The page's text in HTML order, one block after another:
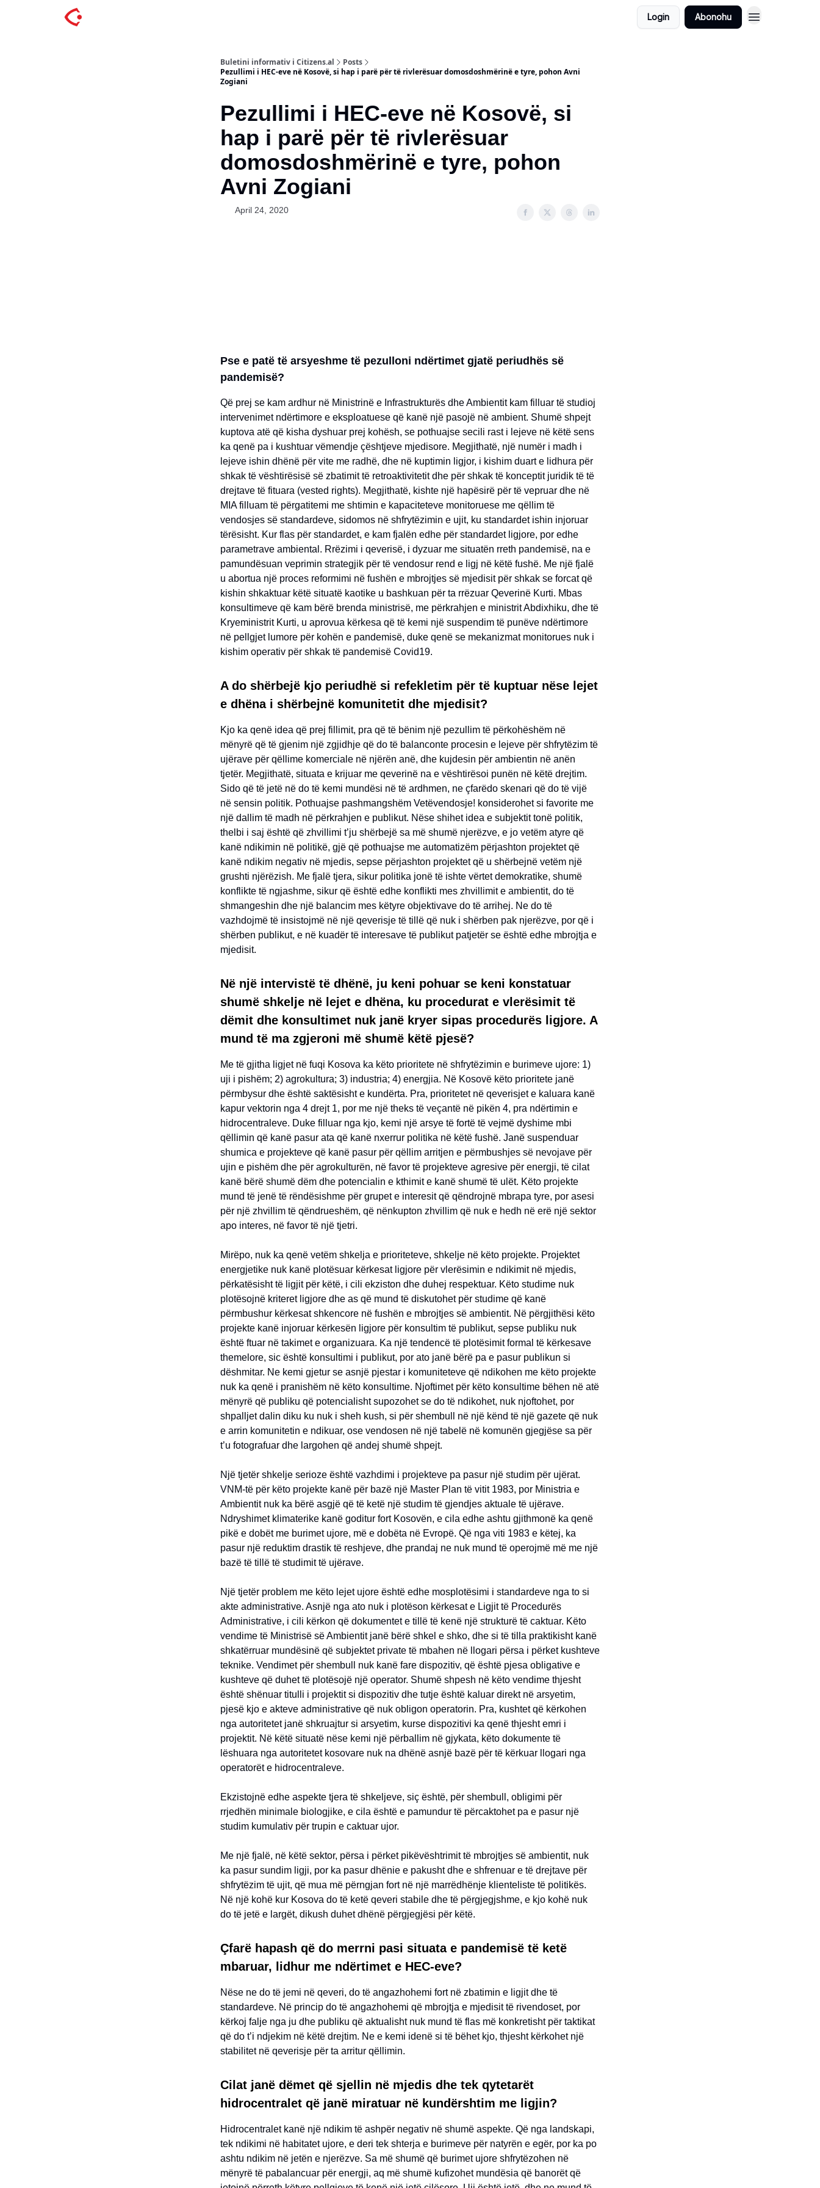
Login Abonohu
Buletini informativ i Citizens.al
Posts
Pezullimi i HEC-eve në Kosovë, si hap i parë për të rivlerësuar domosdoshmërinë e tyre, pohon Avni
Zogiani
Pezullimi i HEC-eve në Kosovë, si
hap i parë për të rivlerësuar
domosdoshmërinë e tyre, pohon
Avni Zogiani
April 24, 2020
Pse e patë të arsyeshme të pezulloni ndërtimet gjatë periudhës së
pandemisë?
Që prej se kam ardhur në Ministrinë e Infrastrukturës dhe Ambientit kam filluar të studioj
intervenimet ndërtimore e eksploatuese që kanë një pasojë në ambient. Shumë shpejt
kuptova atë që kisha dyshuar prej kohësh, se pothuajse secili rast i lejeve në këtë sens
ka qenë pa i kushtuar vëmendje çështjeve mjedisore. Megjithatë, një numër i madh i
lejeve ishin dhënë për vite me radhë, dhe në kuptimin ligjor, i kishim duart e lidhura për
shkak të vështirësisë së zbatimit të retroaktivitetit dhe për shkak të konceptit juridik të të
drejtave të fituara (vested rights). Megjithatë, kishte një hapësirë për të vepruar dhe në
MIA filluam të përgatitemi me shtimin e kapaciteteve monitoruese me qëllim të
vendosjes së standardeve, sidomos në shfrytëzimin e ujit, ku standardet ishin injoruar
tërësisht. Kur flas për standardet, e kam fjalën edhe për standardet ligjore, por edhe
parametrave ambiental. Rrëzimi i qeverisë, i dyzuar me situatën rreth pandemisë, na e
pamundësuan veprimin strategjik për të vendosur rend e ligj në këtë fushë. Me një fjalë
u abortua një proces reformimi në fushën e mbrojtjes së mjedisit për shkak se forcat që
kishin shkaktuar këtë situatë kaotike u bashkuan për ta rrëzuar Qeverinë Kurti. Mbas
konsultimeve që kam bërë brenda ministrisë, me përkrahjen e ministrit Abdixhiku, dhe të
Kryeministrit Kurti, u aprovua kërkesa që të kemi një suspendim të punëve ndërtimore
në pellgjet lumore për kohën e pandemisë, duke qenë se mekanizmat monitorues nuk i
kishim operativ për shkak të pandemisë Covid19.
A do shërbejë kjo periudhë si refekletim për të kuptuar nëse lejet
e dhëna i shërbejnë komunitetit dhe mjedisit?
Kjo ka qenë idea që prej fillimit, pra që të bënim një pezullim të përkohëshëm në
mënyrë që të gjenim një zgjidhje që do të balanconte procesin e lejeve për shfrytëzim të
ujërave për qëllime komerciale në njërën anë, dhe kujdesin për ambientin në anën
tjetër. Megjithatë, situata e krijuar me qeverinë na e vështirësoi punën në këtë drejtim.
Sido që të jetë në do të kemi mundësi në të ardhmen, ne çfarëdo skenari që do të vijë
në sensin politik. Pothuajse pashmangshëm Vetëvendosje! konsiderohet si favorite me
një dallim të madh në përkrahjen e publikut. Nëse shihet idea e subjektit tonë politik,
thelbi i saj është që zhvillimi t’ju shërbejë sa më shumë njerëzve, e jo vetëm atyre që
kanë ndikimin në politikë, gjë që pothuajse me automatizëm përjashton projektet që
kanë ndikim negativ në mjedis, sepse përjashton projektet që u shërbejnë vetëm një
grushti njërëzish. Me fjalë tjera, sikur politika jonë të ishte vërtet demokratike, shumë
konflikte të ngjashme, sikur që është edhe konflikti mes zhvillimit e ambientit, do të
shmangeshin dhe një balancim mes këtyre objektivave do të arrihej. Ne do të
vazhdojmë të insistojmë në një qeverisje të tillë që nuk i shërben pak njerëzve, por që i
shërben publikut, e në kuadër të interesave të publikut patjetër se është edhe mbrojtja e
mjedisit.
Në një intervistë të dhënë, ju keni pohuar se keni konstatuar
shumë shkelje në lejet e dhëna, ku procedurat e vlerësimit të
dëmit dhe konsultimet nuk janë kryer sipas procedurës ligjore. A
mund të ma zgjeroni më shumë këtë pjesë?
Me të gjitha ligjet në fuqi Kosova ka këto prioritete në shfrytëzimin e burimeve ujore: 1)
uji i pishëm; 2) agrokultura; 3) industria; 4) energjia. Në Kosovë këto prioritete janë
përmbysur dhe është saktësisht e kundërta. Pra, prioritetet në qeverisjet e kaluara kanë
kapur vektorin nga 4 drejt 1, por me një theks të veçantë në pikën 4, pra ndërtimin e
hidrocentraleve. Duke filluar nga kjo, kemi një arsye të fortë të vejmë dyshime mbi
qëllimin që kanë pasur ata që kanë nxerrur politika në këtë fushë. Janë suspenduar
shumica e projekteve që kanë pasur për qëllim arritjen e përmbushjes së nevojave për
ujin e pishëm dhe për agrokulturën, në favor të projekteve agresive për energji, të cilat
kanë bërë shumë dëm dhe potencialin e kthimit e kanë shumë të ulët. Këto projekte
mund të jenë të rëndësishme për grupet e interesit që qëndrojnë mbrapa tyre, por asesi
për një zhvillim të qëndrueshëm, që nënkupton zhvillim që nuk e hedh në erë një sektor
apo interes, në favor të një tjetri.
Mirëpo, nuk ka qenë vetëm shkelja e prioriteteve, shkelje në këto projekte. Projektet
energjetike nuk kanë plotësuar kërkesat ligjore për vlerësimin e ndikimit në mjedis,
përkatësisht të ligjit për këtë, i cili ekziston dhe duhej respektuar. Këto studime nuk
plotësojnë kriteret ligjore dhe as që mund të diskutohet për studime që kanë
përmbushur kërkesat shkencore në fushën e mbrojtjes së ambientit. Në përgjithësi këto
projekte kanë injoruar kërkesën ligjore për konsultim të publikut, sepse publiku nuk
është ftuar në takimet e organizuara. Ka një tendencë të plotësimit formal të kërkesave
themelore, sic është konsultimi i publikut, por ato janë bërë pa e pasur publikun si
dëshmitar. Ne kemi gjetur se asnjë pjestar i komuniteteve që ndikohen me këto projekte
nuk ka qenë i pranishëm në këto konsultime. Njoftimet për këto konsultime bëhen në atë
mënyrë që publiku që potencialisht supozohet se do të ndikohet, nuk njoftohet, por
shpalljet dalin diku ku nuk i sheh kush, si për shembull në një kënd të një gazete që nuk
e arrin komunitetin e ndikuar, ose vendosen në një tabelë në komunën gjegjëse sa për
t’u fotografuar dhe largohen që andej shumë shpejt.
Një tjetër shkelje serioze është vazhdimi i projekteve pa pasur një studim për ujërat.
VNM-të për këto projekte kanë për bazë një Master Plan të vitit 1983, por Ministria e
Ambientit nuk ka bërë asgjë që të ketë një studim të gjendjes aktuale të ujërave.
Ndryshimet klimaterike kanë goditur fort Kosovën, e cila edhe ashtu gjithmonë ka qenë
pikë e dobët me burimet ujore, më e dobëta në Evropë. Që nga viti 1983 e këtej, ka
pasur një reduktim drastik të reshjeve, dhe prandaj ne nuk mund të operojmë më me një
bazë të tillë të studimit të ujërave.
Një tjetër problem me këto lejet ujore është edhe mosplotësimi i standardeve nga to si
akte administrative. Asnjë nga ato nuk i plotëson kërkesat e Ligjit të Procedurës
Administrative, i cili kërkon që dokumentet e tillë të kenë një strukturë të caktuar. Këto
vendime të Ministrisë së Ambientit janë bërë shkel e shko, dhe si të tilla praktikisht kanë
shkatërruar mundësinë që subjektet private të mbahen në llogari përsa i përket kushteve
teknike. Vendimet për shembull nuk kanë fare dispozitiv, që është pjesa obligative e
kushteve që duhet të plotësojë një operator. Shumë shpesh në këto vendime thjesht
është shënuar titulli i projektit si dispozitiv dhe tutje është kaluar direkt në arsyetim,
pjesë kjo e akteve administrative që nuk obligon operatorin. Pra, kushtet që kërkohen
nga autoritetet janë shkruajtur si arsyetim, kurse dispozitivi ka qenë thjesht emri i
projektit. Në këtë situatë nëse kemi një përballim në gjykata, këto dokumente të
lëshuara nga autoritetet kosovare nuk na dhënë asnjë bazë për të kërkuar llogari nga
operatorët e hidrocentraleve.
Ekzistojnë edhe aspekte tjera të shkeljeve, siç është, për shembull, obligimi për
rrjedhën minimale biologjike, e cila është e pamundur të përcaktohet pa e pasur një
studim kumulativ për trupin e caktuar ujor.
Me një fjalë, në këtë sektor, përsa i përket pikëvështrimit të mbrojtjes së ambientit, nuk
ka pasur sundim ligji, por ka pasur dhënie e pakusht dhe e shfrenuar e të drejtave për
shfrytëzim të ujit, që mua më përngjan fort në një marrëdhënje klienteliste të politikës.
Në një kohë kur Kosova do të ketë qeveri stabile dhe të përgjegjshme, e kjo kohë nuk
do të jetë e largët, dikush duhet dhënë përgjegjësi për këtë.
Çfarë hapash që do merrni pasi situata e pandemisë të ketë
mbaruar, lidhur me ndërtimet e HEC-eve?
Nëse ne do të jemi në qeveri, do të angazhohemi fort në zbatimin e ligjit dhe të
standardeve. Në princip do të angazhohemi që mbrojtja e mjedisit të rivendoset, por
kërkoj falje nga ju dhe publiku që aktualisht nuk mund të flas më konkretisht për taktikat
që do t’i ndjekim në këtë drejtim. Ne e kemi idenë si të bëhet kjo, thjesht kërkohet një
stabilitet në qeverisje për ta arritur qëllimin.
Cilat janë dëmet që sjellin në mjedis dhe tek qytetarët
hidrocentralet që janë miratuar në kundërshtim me ligjin?
Hidrocentralet kanë një ndikim të ashpër negativ në shumë aspekte. Që nga landskapi,
tek ndikimi në habitatet ujore, e deri tek shterja e burimeve për natyrën e egër, por ka po
ashtu ndikim në jetën e njerëzve. Sa më shumë që burimet ujore shfrytëzohen në
mënyrë të pabalancuar për energji, aq më shumë kufizohet mundësia që banorët që